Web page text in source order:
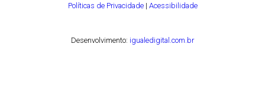
Políticas de Privacidade| Acessibilidade
Desenvolvimento: igualedigital.com.br